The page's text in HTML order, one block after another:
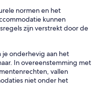
normen en het
kunnen
zijn verstrekt door de
onderhevig aan het
In overeenstemming met
vallen
niet onder het